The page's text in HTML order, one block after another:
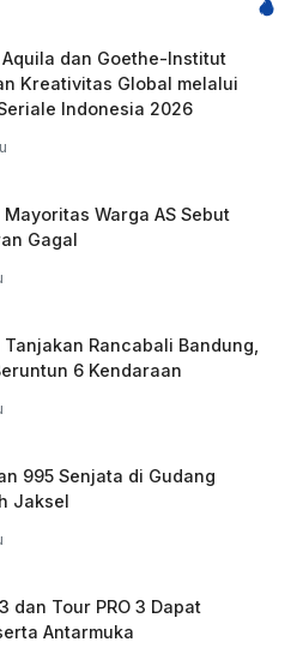
Aquila dan Goethe-Institut
Kreativitas Global melalui
Indonesia 2026
Warga AS Sebut
Gagal
Rancabali Bandung,
6 Kendaraan
995 Senjata di Gudang
Jaksel
dan Tour PRO 3 Dapat
Antarmuka